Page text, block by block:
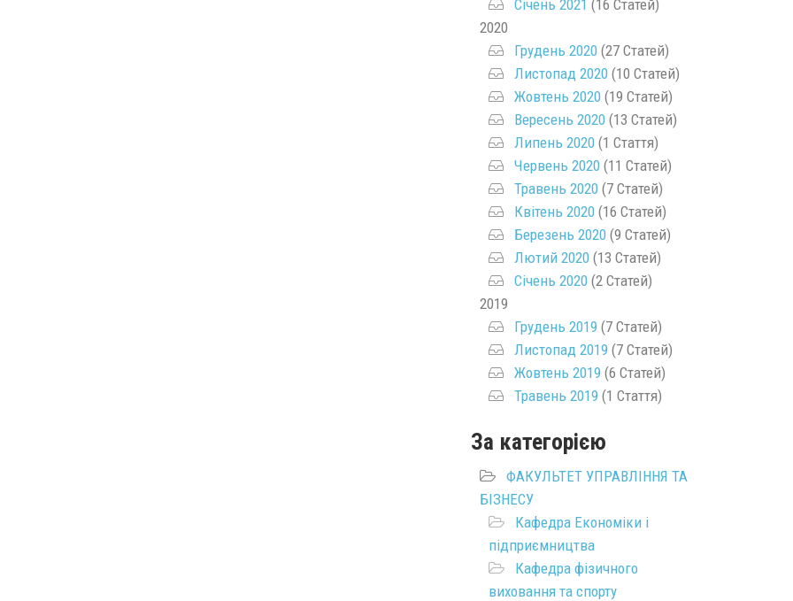
Січень 2021 (16 Статей)
2020
Грудень 2020(27 Статей)
Листопад 2020(10 Статей)
Жовтень 2020(19 Статей)
Вересень 2020(13 Статей)
Липень 2020(1 Стаття)
Червень 2020(11 Статей)
Травень 2020(7 Статей)
Квітень 2020(16 Статей)
Березень 2020(9 Статей)
Лютий 2020(13 Статей)
Січень 2020(2 Статей)
2019
Грудень 2019 (7 Статей)
Листопад 2019 (7 Статей)
Жовтень 2019 (6 Статей)
Травень 2019 (1 Стаття)
За категорією
ФАКУЛЬТЕТ УПРАВЛІННЯ ТА
БІЗНЕСУ
Кафедра Економіки і
підприємництва
Кафедра фізичного
виховання та спорту